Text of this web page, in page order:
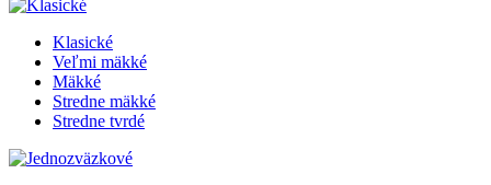
Klasické
Veľmi mäkké
Mäkké
Stredne mäkké
Stredne tvrdé